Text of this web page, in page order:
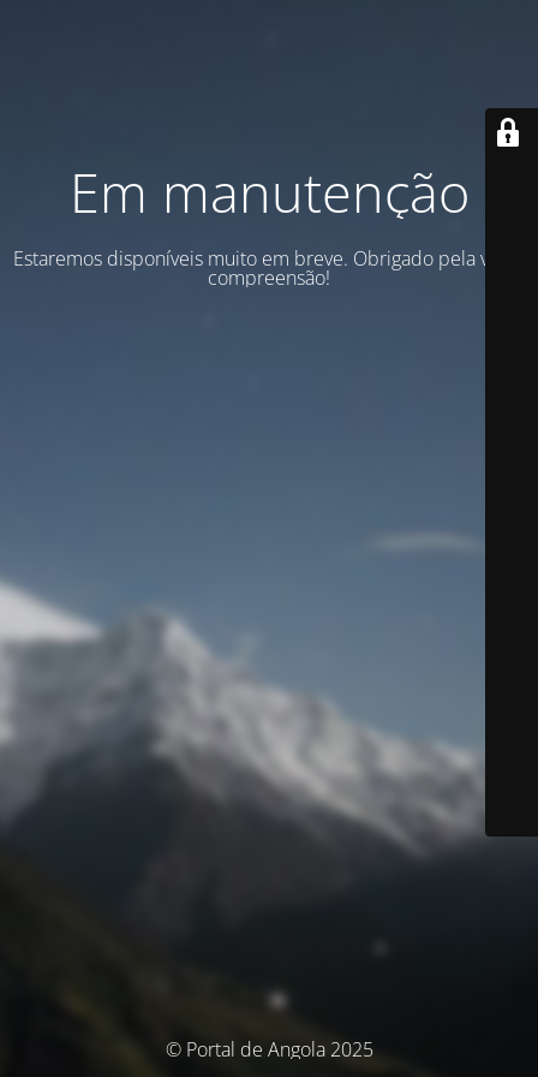
Em manutenção
Estaremos disponíveis muito em breve. Obrigado pela vossa
compreensão!
© Portal de Angola 2025